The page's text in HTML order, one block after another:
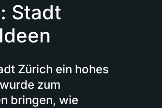
Stadt
Zürich ein hohes
zum
bringen, wie